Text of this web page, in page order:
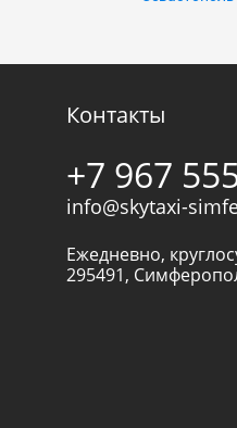
Контакты
+7 967
info@skytaxi-
Ежедневно,
295491,